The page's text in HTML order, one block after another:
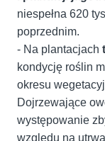
niespełna 620
poprzednim.
- Na plantacjach
kondycję roślin
okresu
Dojrzewające
występowanie
względu na